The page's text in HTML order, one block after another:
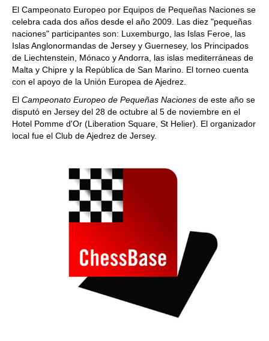
El Campeonato Europeo por Equipos de Pequeñas Naciones se
celebra cada dos años desde el año 2009. Las diez "pequeñas
naciones" participantes son: Luxemburgo, las Islas Feroe, las
Islas Anglonormandas de Jersey y Guernesey, los Principados
de Liechtenstein, Mónaco y Andorra, las islas mediterráneas de
Malta y Chipre y la República de San Marino. El torneo cuenta
con el apoyo de la Unión Europea de Ajedrez.
El Campeonato Europeo de Pequeñas Naciones de este año se
disputó en Jersey del 28 de octubre al 5 de noviembre en el
Hotel Pomme d'Or (Liberation Square, St Helier). El organizador
local fue el Club de Ajedrez de Jersey.